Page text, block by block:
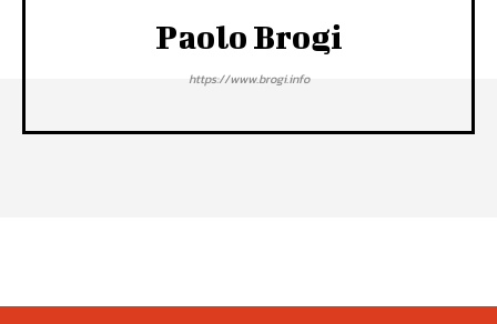
Paolo Brogi
https://www.brogi.info